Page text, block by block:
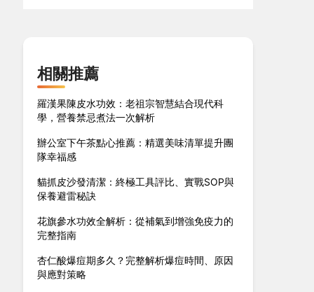
相關推薦
羅漢果陳皮水功效：老祖宗智慧結合現代科
學，營養禁忌煮法一次解析
辦公室下午茶點心推薦：精選美味清單提升團
隊幸福感
貓抓皮沙發清潔：終極工具評比、實戰SOP與
保養避雷秘訣
花旗參水功效全解析：從補氣到增強免疫力的
完整指南
杏仁酸爆痘期多久？完整解析爆痘時間、原因
與應對策略